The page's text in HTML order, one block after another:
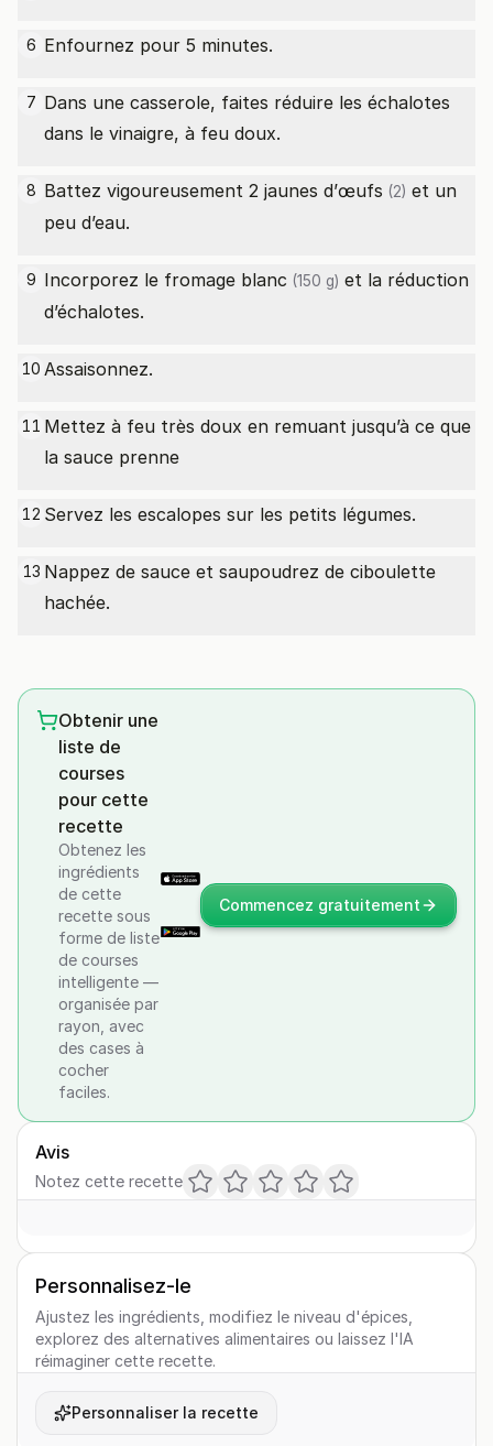
6 Enfournez pour 5 minutes.
7 Dans une casserole, faites réduire les échalotes
dans le vinaigre, à feu doux.
8 Battez vigoureusement 2 jaunes d’œufs (2) et un
peu d’eau.
9 Incorporez le fromage blanc (150 g) et la réduction
d’échalotes.
10 Assaisonnez.
11 Mettez à feu très doux en remuant jusqu’à ce que
la sauce prenne
12 Servez les escalopes sur les petits légumes.
13 Nappez de sauce et saupoudrez de ciboulette
hachée.
Obtenir une
liste de
courses
pour cette
recette
Obtenez les
ingrédients
de cette
recette sous
forme de liste
de courses
intelligente —
organisée par
rayon, avec
des cases à
cocher
faciles.
Commencez gratuitement
Avis
Notez cette recette
Personnalisez-le
Ajustez les ingrédients, modifiez le niveau d'épices,
explorez des alternatives alimentaires ou laissez l'IA
réimaginer cette recette.
Personnaliser la recette